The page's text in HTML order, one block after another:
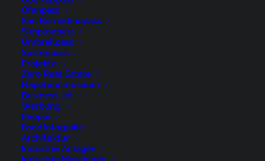
Ofenpass
San Bernadinopass
Simplonpass
Umbrailpass
Sustenpass
Projekte
Zero Real Estate
Napoleonmuseum
Business Jet
Werbung
People
Foodfotografie
Architektur
Industrie Anlagen
Switzerland, Säntis, Säntisbahn, Säntisbahn Säntis,
Toggenburg, Tourismus
René Niederer Fotografie
Nürigstrasse 4
CH 9107 Urnäsch